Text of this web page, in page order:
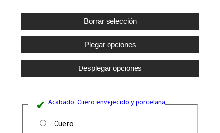
Acabado: Cuero envejecido y porcelana
Cuero